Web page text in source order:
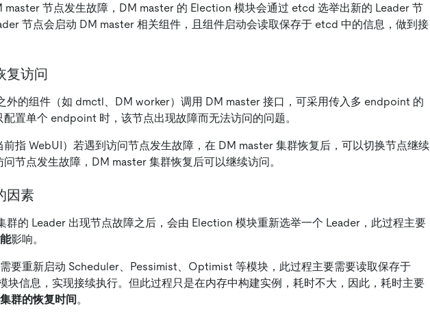
master 节点发生故障，DM master 的 Election 模块会通过 etcd 选举出新的 Leader 节
节点会启动 DM master 相关组件，且组件启动会读取保存于 etcd 中的信息，做到接
复访问
外的组件（如 dmctl、DM worker）调用 DM master 接口，可采用传入多 endpoint 的
置单个 endpoint 时，该节点出现故障而无法访问的问题。
前指 WebUI）若遇到访问节点发生故障，在 DM master 集群恢复后，可以切换节点继续
节点发生故障，DM master 集群恢复后可以继续访问。
因素
群的 Leader 出现节点故障之后，会由 Election 模块重新选举一个 Leader，此过程主要
影响。
要重新启动 Scheduler、Pessimist、Optimist 等模块，此过程主要需要读取保存于
块信息，实现接续执行。但此过程只是在内存中构建实例，耗时不大，因此，耗时主要
群的恢复时间。